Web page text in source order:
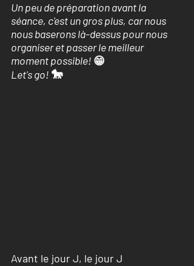
Un peu de préparation avant la
séance, c'est un gros plus, car nous
nous baserons là-dessus pour nous
organiser et passer le meilleur
moment possible! 😁
Let's go! 🐎
Avant le jour J, le jour J